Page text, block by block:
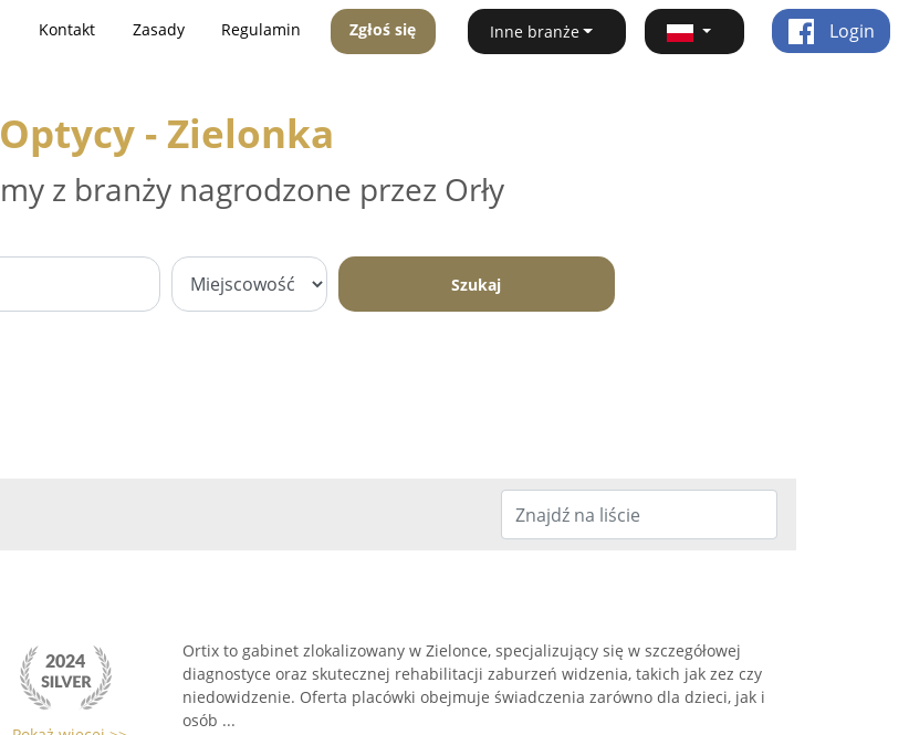
Kontakt Zasady Regulamin Zgłoś się Inne branże Login
Optycy - Zielonka
z branży nagrodzone przez Orły
Szukaj
Ortix to gabinet zlokalizowany w Zielonce, specjalizujący się w szczegółowej
diagnostyce oraz skutecznej rehabilitacji zaburzeń widzenia, takich jak zez czy
niedowidzenie. Oferta placówki obejmuje świadczenia zarówno dla dzieci, jak i
osób ...